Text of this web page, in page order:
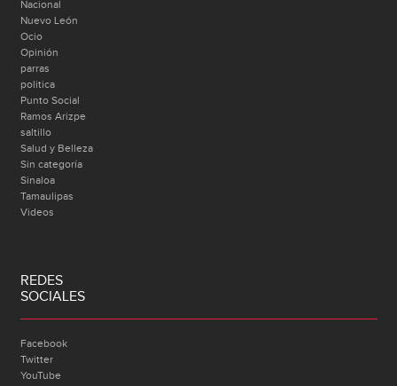
Nacional
Nuevo León
Ocio
Opinión
parras
politica
Punto Social
Ramos Arizpe
saltillo
Salud y Belleza
Sin categoría
Sinaloa
Tamaulipas
Videos
REDES
SOCIALES
Facebook
Twitter
YouTube